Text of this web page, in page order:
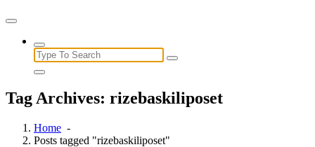
Search
for:
Tag Archives: rizebaskiliposet
Home -
Posts tagged "rizebaskiliposet"